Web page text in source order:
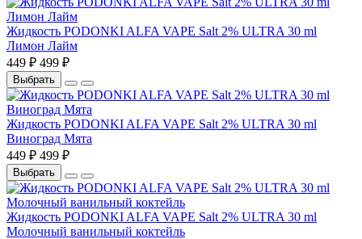
Жидкость PODONKI ALFA VAPE Salt 2% ULTRA 30 ml
Лимон Лайм
449 ₽ 499 ₽
Выбрать
Жидкость PODONKI ALFA VAPE Salt 2% ULTRA 30 ml
Виноград Мята
449 ₽ 499 ₽
Выбрать
Жидкость PODONKI ALFA VAPE Salt 2% ULTRA 30 ml
Молочный ванильный коктейль